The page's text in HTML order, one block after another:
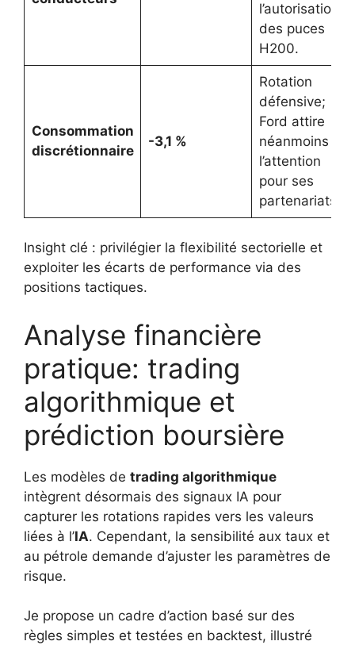
l’autorisation
des puces
H200.
Consommation
discrétionnaire
-3,1 %
Rotation
défensive;
Ford attire
néanmoins
l’attention
pour ses
partenariats.
Insight clé : privilégier la flexibilité sectorielle et
exploiter les écarts de performance via des
positions tactiques.
Analyse financière
pratique: trading
algorithmique et
prédiction boursière
Les modèles de trading algorithmique
intègrent désormais des signaux IA pour
capturer les rotations rapides vers les valeurs
liées à l’IA. Cependant, la sensibilité aux taux et
au pétrole demande d’ajuster les paramètres de
risque.
Je propose un cadre d’action basé sur des
règles simples et testées en backtest, illustré